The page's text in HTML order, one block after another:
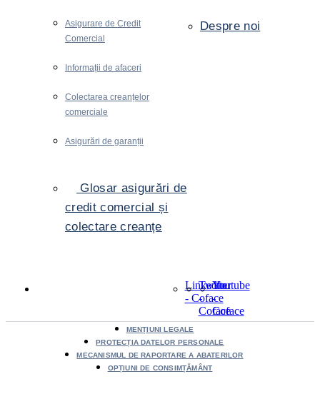
Asigurare de Credit
Comercial
Informații de afaceri
Colectarea creanțelor
comerciale
Asigurări de garanții
Despre noi
Glosar asigurări de
credit comercial și
colectare creanțe
LinkedIn
- Coface
Twitter
-
Coface
Youtube
-
Coface
MENȚIUNI LEGALE
PROTECȚIA DATELOR PERSONALE
MECANISMUL DE RAPORTARE A ABATERILOR
OPȚIUNI DE CONSIMȚĂMÂNT